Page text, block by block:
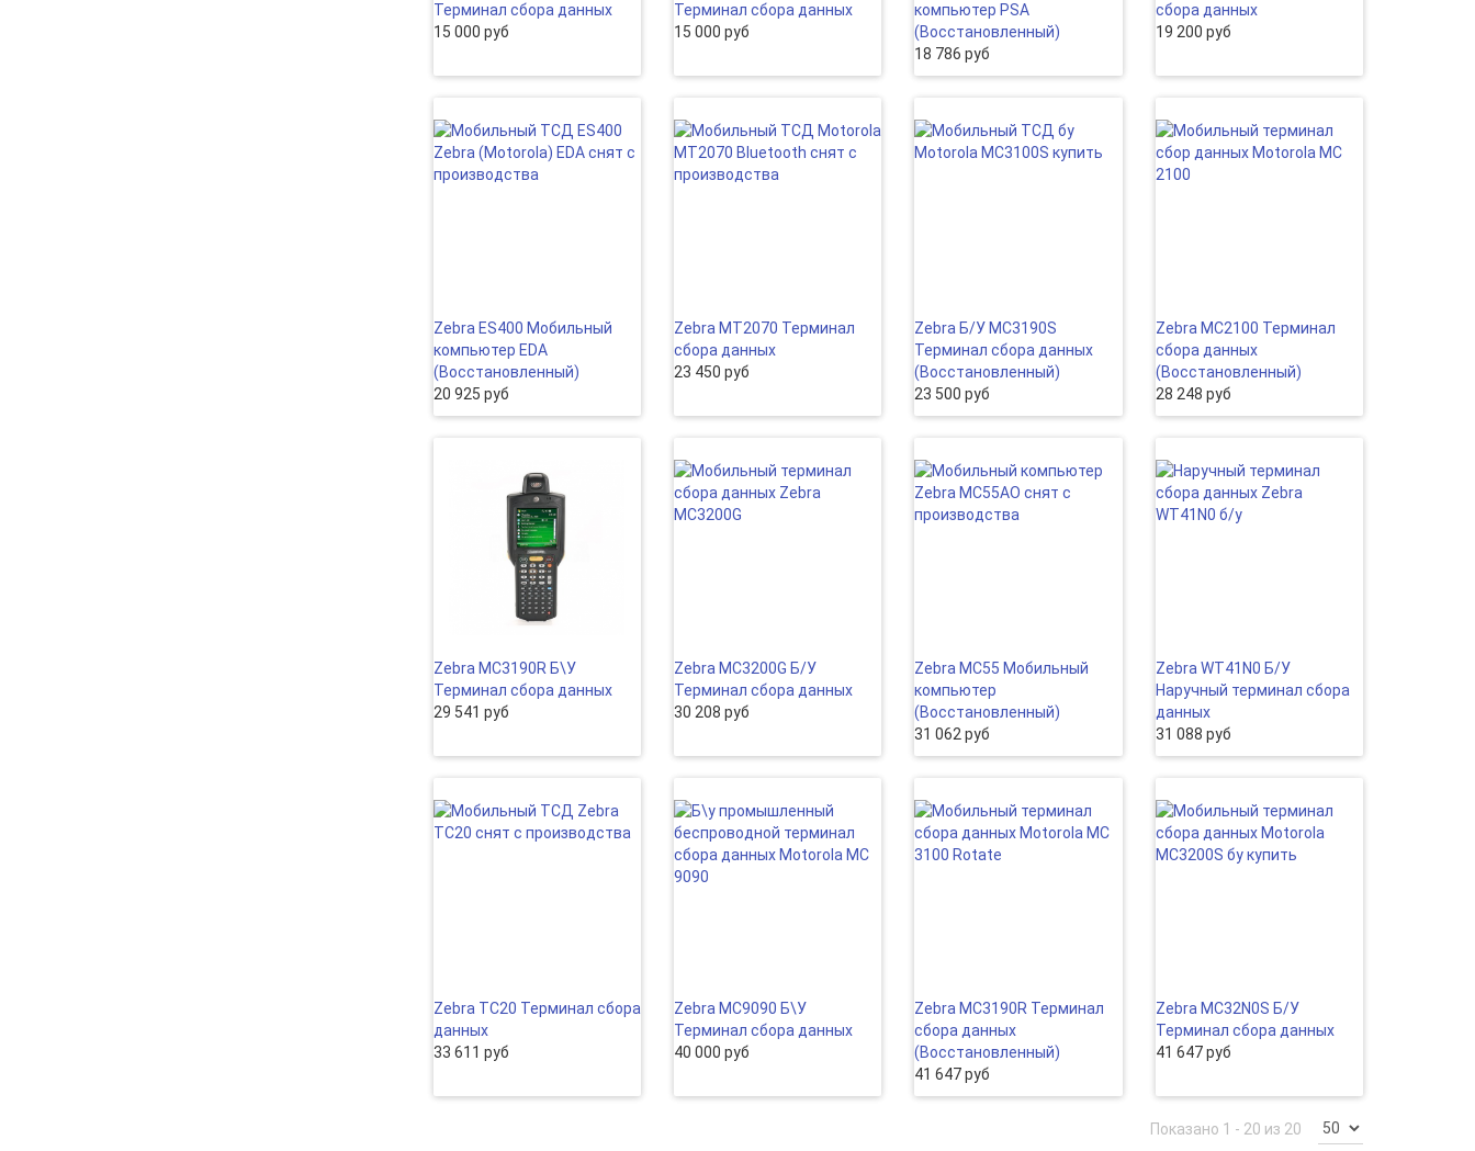
Терминал сбора данных
15 000 руб
Терминал сбора данных
15 000 руб
компьютер PSA
(Восстановленный)
18 786 руб
сбора данных
19 200 руб
Zebra ES400 Мобильный
компьютер EDA
(Восcтановленный)
20 925 руб
Zebra MT2070 Терминал
сбора данных
23 450 руб
Zebra Б/У MC3190S
Терминал сбора данных
(Восcтановленный)
23 500 руб
Zebra МС2100 Терминал
сбора данных
(Восстановленный)
28 248 руб
Zebra МС3190R Б\У
Терминал сбора данных
29 541 руб
Zebra MC3200G Б/У
Терминал сбора данных
30 208 руб
Zebra MC55 Мобильный
компьютер
(Восcтановленный)
31 062 руб
Zebra WT41N0 Б/У
Наручный терминал сбора
данных
31 088 руб
Zebra TC20 Терминал сбора
данных
33 611 руб
Zebra МС9090 Б\У
Терминал сбора данных
40 000 руб
Zebra MC3190R Терминал
сбора данных
(Восcтановленный)
41 647 руб
Zebra MC32N0S Б/У
Терминал сбора данных
41 647 руб
Показано 1 - 20 из 20